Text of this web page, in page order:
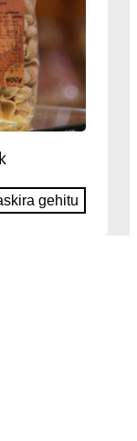
gehitu